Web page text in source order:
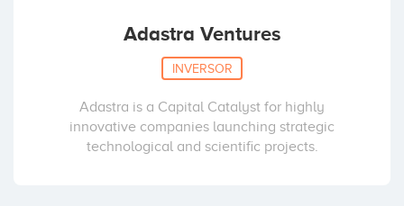
Adastra Ventures
INVERSOR
Adastra is a Capital Catalyst for highly
innovative companies launching strategic
technological and scientific projects.